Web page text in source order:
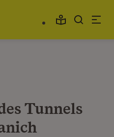
Tunnels